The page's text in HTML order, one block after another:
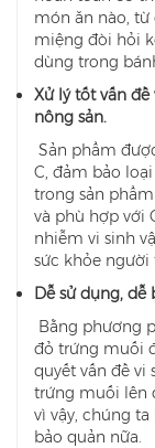
món ăn nào,
miệng đòi hỏi
dùng trong
Xử lý tốt vấn
nông sản.
Sản phẩm
C, đảm bảo
trong sản
và phù hợp với
nhiễm vi sinh
sức khỏe người
Dễ sử dụng, dễ
Bằng phương
đỏ trứng muối
quyết vấn đề vi
trứng muối lên
vì vậy, chúng
bảo quản nữa.